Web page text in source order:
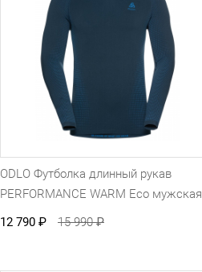
ODLO Футболка длинный рукав
PERFORMANCE WARM Eco мужская
12 790 ₽ 15 990₽